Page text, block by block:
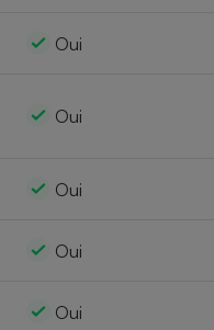
Oui
Oui
Oui
Oui
Oui